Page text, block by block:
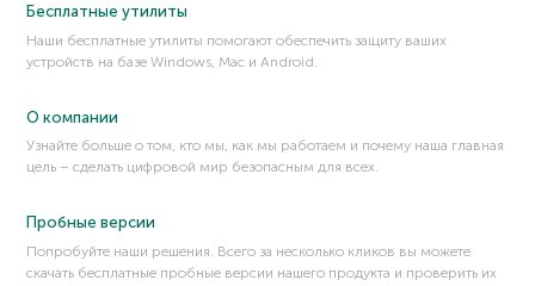
Бесплатные утилиты
Наши бесплатные утилиты помогают обеспечить защиту ваших
устройств на базе Windows, Mac и Android.
О компании
Узнайте больше о том, кто мы, как мы работаем и почему наша главная
цель – сделать цифровой мир безопасным для всех.
Пробные версии
Попробуйте наши решения. Всего за несколько кликов вы можете
скачать бесплатные пробные версии нашего продукта и проверить их